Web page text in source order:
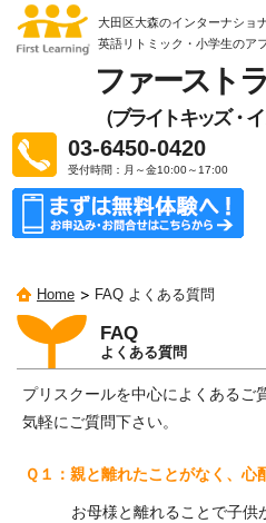
大田区大森のインターナショ
英語リトミック ・小学生のア
ファースト
（ブライトキッズ・
03-6450-0420
受付時間：月～金10:00～17:00
Home FAQ よくある質問
FAQ
よくある質問
プリスクールを中心によくあるご
気軽にご質問下さい。
Ｑ１：親と離れたことがなく、心
お母様と離れることで子供